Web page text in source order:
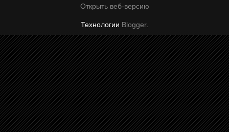
Открыть веб-версию
Технологии Blogger.